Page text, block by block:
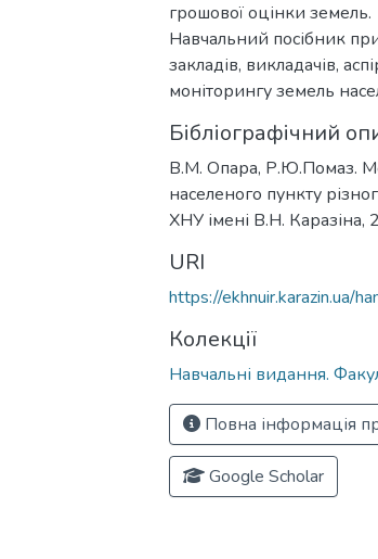
грошової оцінки земель.
Навчальний посібник
закладів, викладачів,
моніторингу земель
Бібліографічний
В.М. Опара, Р.Ю.Помаз.
населеного пункту
ХНУ імені В.Н. Каразіна,
URI
https://ekhnuir.karazin.ua/
Колекції
Навчальні видання.
Повна інформація
Google Scholar